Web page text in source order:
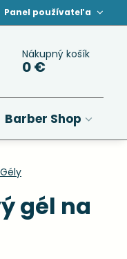
Panel používateľa
Nákupný košík
0 €
Barber Shop
Gély
gél na